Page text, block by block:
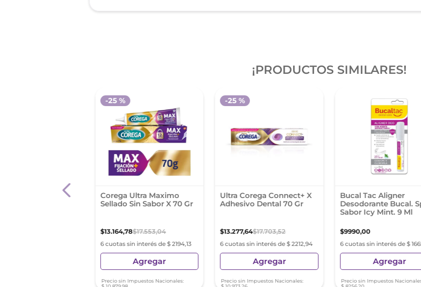
¡PRODUCTOS SIMILARES!
Corega Ultra Maximo
Sellado Sin Sabor X 70 Gr
$13.164,78$17.553,04
6 cuotas sin interés de $ 2194,13
-25 %
Agregar
Precio sin Impuestos Nacionales:
Ultra Corega Connect+ X
Adhesivo Dental 70 Gr
$13.277,64$17.703,52
6 cuotas sin interés de $ 2212,94
-25 %
Agregar
Precio sin Impuestos Nacionales:
Bucal Tac Aligner
Desodorante Bucal.
Sabor Icy Mint. 9 Ml
$9990,00
6 cuotas sin interés de $
Agregar
Precio sin Impuestos